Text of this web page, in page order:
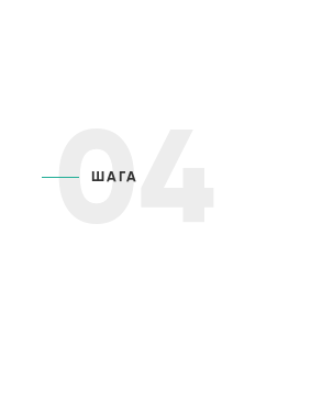
04
ШАГА